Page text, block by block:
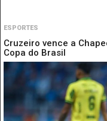
ESPORTES
Cruzeiro vence a
Copa do Brasil